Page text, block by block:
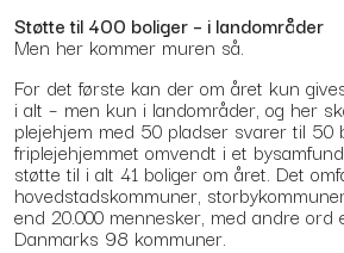
Støtte til 400 boliger – i landområder
Men her kommer muren så.
For det første kan der om året kun
i alt – men kun i landområder, og her
plejehjem med 50 pladser svarer til 50
friplejehjemmet omvendt i et
støtte til i alt 41 boliger om året. Det
hovedstadskommuner,
end 20.000 mennesker, med andre
Danmarks 98 kommuner.